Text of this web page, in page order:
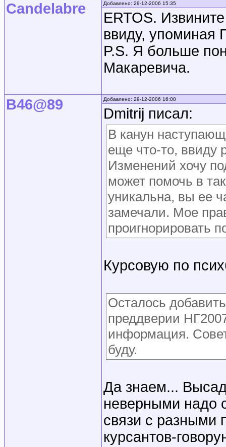
Candelabre Добавлено: 29-12-2006 15:35
ERTOS.
ввиду, упоминая
P.S. Я больше
Макаревича.
B46@89 Добавлено: 29-12-2006 16:00
Dmitrij писал:
В канун
еще что-то, ввиду
Изменений хочу
может помочь в
уникальна, вы ее
замечали. Мое
проигнорировать
Курсовую по
Осталось
преддверии
информация.
буду.
Да знаем...
неверными надо
связи с разными
курсантов-